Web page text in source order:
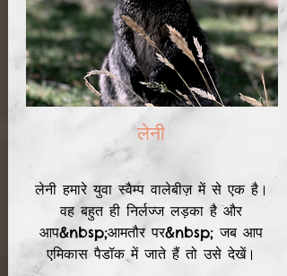
लेनी
लेनी हमारे युवा स्वैम्प वालेबीज़ में से एक है।
वह बहुत ही निर्लज्ज लड़का है और
आप&nbsp;आमतौर पर&nbsp; जब आप
एमिकास पैडॉक में जाते हैं तो उसे देखें।